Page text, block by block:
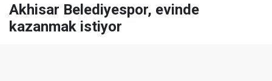
Akhisar Belediyespor, evinde
kazanmak istiyor